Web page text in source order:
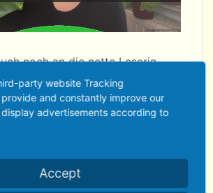
noch an die nette Leserin
ist Schauspielerin, kommt aus
vor Kurzem schon Teil 37
schildert sie, wie Zumir seine
vor einer großen Gefahr
party website Tracking
and constantly improve our
advertisements according to
Accept